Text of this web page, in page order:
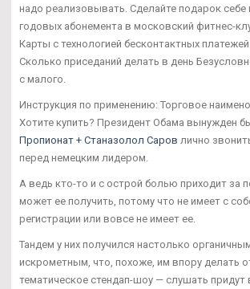
надо реализовывать. Сделайте подарок себе
годовых абонемента в московский фитнес-
Карты с технологией бесконтактных
Сколько приседаний делать в день
с малого.
Инструкция по применению: Торговое
Хотите купить? Президент Обама вынужден
Пропионат + Станазолол Саров лично
перед немецким лидером.
А ведь кто-то и с острой болью приходит за
может ее получить, потому что не имеет с
регистрации или вовсе не имеет ее.
Тандем у них получился настолько
искрометным, что, похоже, им впору делать
тематическое стендап-шоу — слушать